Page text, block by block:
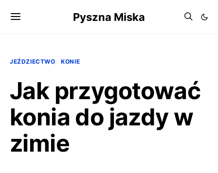
Pyszna Miska
JEŹDZIECTWO KONIE
Jak przygotować
konia do jazdy w
zimie